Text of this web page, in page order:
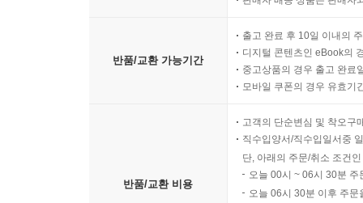
반품/교환 가능기간
출고 완료 후 10일 이내의
디지털 콘텐츠인 eBook의
중고상품의 경우 출고 완료
모바일 쿠폰의 경우 유효기
반품/교환 비용
고객의 단순변심 및 착오구
직수입양서/직수입일서중
단, 아래의 주문/취소 조건
오늘 00시 ~ 06시 30분
오늘 06시 30분 이후 주